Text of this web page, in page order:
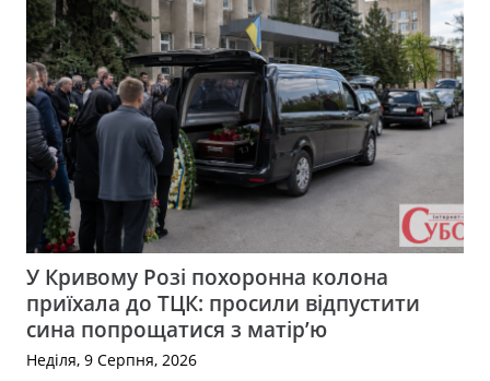
У Кривому Розі похоронна колона
приїхала до ТЦК: просили відпустити
сина попрощатися з матір’ю
Неділя, 9 Серпня, 2026